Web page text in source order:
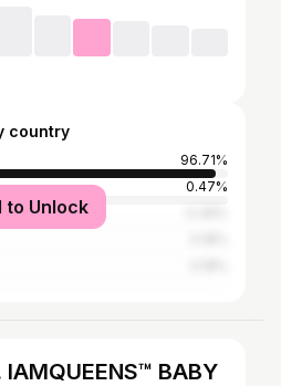
country
96.71%
0.47%
to Unlock
IAMQUEENS™️ BABY